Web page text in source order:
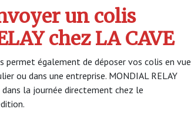
un colis
chez LA CAVE
permet également de déposer vos colis en vue
ou dans une entreprise. MONDIAL RELAY
la journée directement chez le